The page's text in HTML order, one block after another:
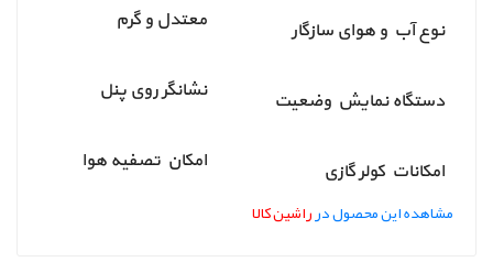
نوع آب و هوای سازگار معتدل و گرم
دستگاه نمایش وضعیت نشانگر روی پنل
امکانات کولر گازی امکان تصفیه هوا
مشاهده این محصول درراشین کالا